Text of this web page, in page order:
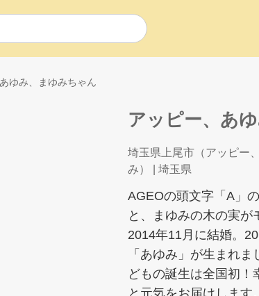
ゆみ、まゆみちゃん
アッピー、あ
埼玉県上尾市（アッピー
み）
| 埼玉県
AGEOの頭文字「A」
と、まゆみの木の実
2014年11月に結婚。
「あゆみ」が生まれ
どもの誕生は全国初
と元気をお届けします。